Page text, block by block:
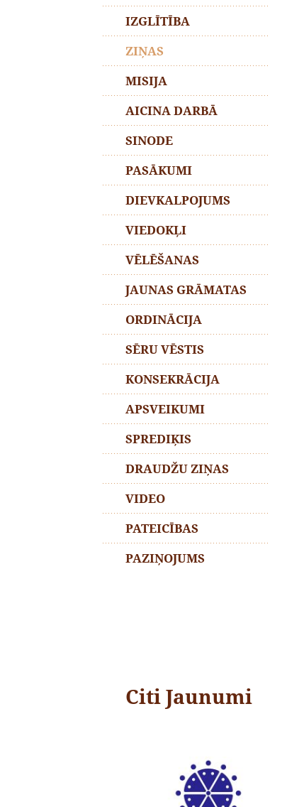
IZGLĪTĪBA
ZIŅAS
MISIJA
AICINA DARBĀ
SINODE
PASĀKUMI
DIEVKALPOJUMS
VIEDOKĻI
VĒLĒŠANAS
JAUNAS GRĀMATAS
ORDINĀCIJA
SĒRU VĒSTIS
KONSEKRĀCIJA
APSVEIKUMI
SPREDIĶIS
DRAUDŽU ZIŅAS
VIDEO
PATEICĪBAS
PAZIŅOJUMS
Citi Jaunumi